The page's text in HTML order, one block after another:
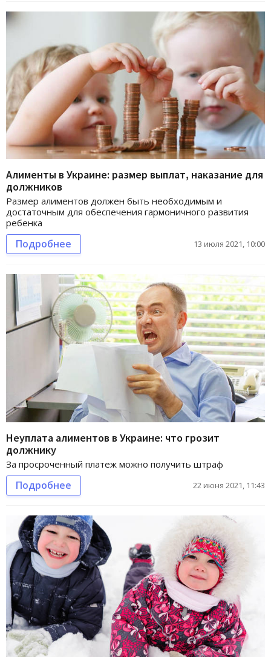
Алименты в Украине: размер выплат, наказание для
должников
Размер алиментов должен быть необходимым и
достаточным для обеспечения гармоничного развития
ребенка
Подробнее 13 июля 2021, 10:00
Неуплата алиментов в Украине: что грозит
должнику
За просроченный платеж можно получить штраф
Подробнее 22 июня 2021, 11:43